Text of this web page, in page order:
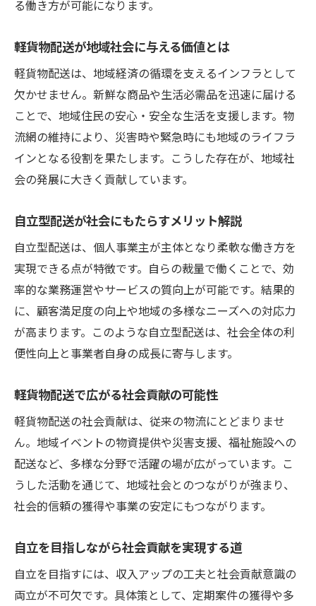
る働き方が可能になります。
軽貨物配送が地域社会に与える価値とは
軽貨物配送は、地域経済の循環を支えるインフラとして
欠かせません。新鮮な商品や生活必需品を迅速に届ける
ことで、地域住民の安心・安全な生活を支援します。物
流網の維持により、災害時や緊急時にも地域のライフラ
インとなる役割を果たします。こうした存在が、地域社
会の発展に大きく貢献しています。
自立型配送が社会にもたらすメリット解説
自立型配送は、個人事業主が主体となり柔軟な働き方を
実現できる点が特徴です。自らの裁量で働くことで、効
率的な業務運営やサービスの質向上が可能です。結果的
に、顧客満足度の向上や地域の多様なニーズへの対応力
が高まります。このような自立型配送は、社会全体の利
便性向上と事業者自身の成長に寄与します。
軽貨物配送で広がる社会貢献の可能性
軽貨物配送の社会貢献は、従来の物流にとどまりませ
ん。地域イベントの物資提供や災害支援、福祉施設への
配送など、多様な分野で活躍の場が広がっています。こ
うした活動を通じて、地域社会とのつながりが強まり、
社会的信頼の獲得や事業の安定にもつながります。
自立を目指しながら社会貢献を実現する道
自立を目指すには、収入アップの工夫と社会貢献意識の
両立が不可欠です。具体策として、定期案件の獲得や多